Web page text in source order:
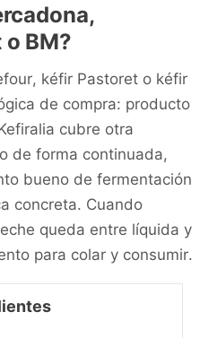
BM?
kéfir Pastoret o kéfir
de compra: producto
cubre otra
de forma continuada,
bueno de fermentación
concreta. Cuando
queda entre líquida y
para colar y consumir.